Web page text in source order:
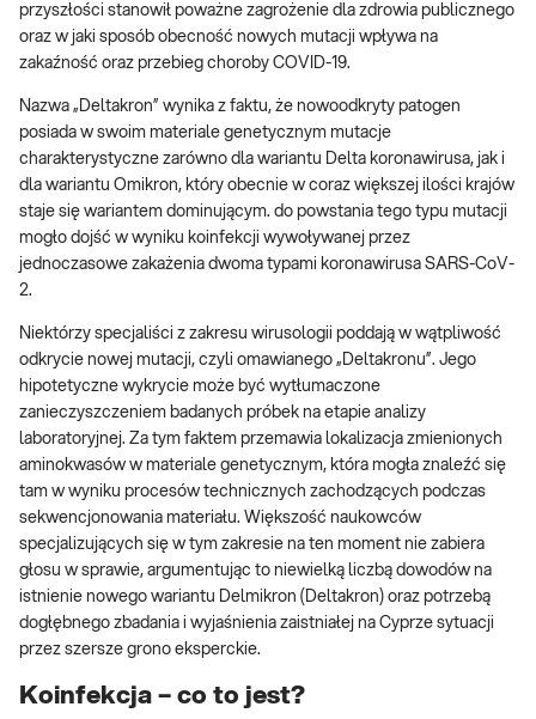
przyszłości stanowił poważne zagrożenie dla zdrowia publicznego
oraz w jaki sposób obecność nowych mutacji wpływa na
zakaźność oraz przebieg choroby COVID-19.
Nazwa „Deltakron” wynika z faktu, że nowoodkryty patogen
posiada w swoim materiale genetycznym mutacje
charakterystyczne zarówno dla wariantu Delta koronawirusa, jak i
dla wariantu Omikron, który obecnie w coraz większej ilości krajów
staje się wariantem dominującym. do powstania tego typu mutacji
mogło dojść w wyniku koinfekcji wywoływanej przez
jednoczasowe zakażenia dwoma typami koronawirusa SARS-CoV-
2.
Niektórzy specjaliści z zakresu wirusologii poddają w wątpliwość
odkrycie nowej mutacji, czyli omawianego „Deltakronu”. Jego
hipotetyczne wykrycie może być wytłumaczone
zanieczyszczeniem badanych próbek na etapie analizy
laboratoryjnej. Za tym faktem przemawia lokalizacja zmienionych
aminokwasów w materiale genetycznym, która mogła znaleźć się
tam w wyniku procesów technicznych zachodzących podczas
sekwencjonowania materiału. Większość naukowców
specjalizujących się w tym zakresie na ten moment nie zabiera
głosu w sprawie, argumentując to niewielką liczbą dowodów na
istnienie nowego wariantu Delmikron (Deltakron) oraz potrzebą
dogłębnego zbadania i wyjaśnienia zaistniałej na Cyprze sytuacji
przez szersze grono eksperckie.
Koinfekcja – co to jest?